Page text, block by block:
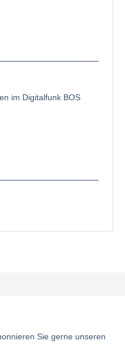
im Digitalfunk BOS
Sie gerne unseren